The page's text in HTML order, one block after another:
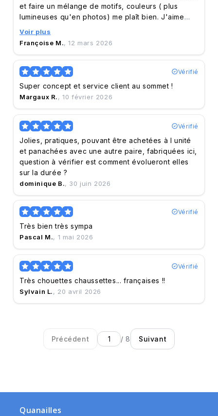
et faire un mélange de motifs, couleurs ( plus
lumineuses qu'en photos) me plaît bien. J'aime
également beaucoup les "collections" des
différentes artistes coopérant et la qualité est au
rendez vous. Recevoir rapidement la commande et
un bon service de suivi me confortent dans l'idée
de faire de nouveaux achats chez QUANAILLES.
Voir plus
Françoise M., 12 mars 2026
Vérifié
Super concept et service client au sommet !
Margaux R., 10 février 2026
Vérifié
Jolies, pratiques, pouvant être achetées à l unité
et panachées avec une autre paire, fabriquées ici,
question à vérifier est comment évolueront elles
sur la durée ?
dominique B., 30 juin 2026
Vérifié
Très bien très sympa
Pascal M., 1 mai 2026
Vérifié
Très chouettes chaussettes... françaises !!
Sylvain L., 20 avril 2026
Précédent / 8 Suivant
Quanailles